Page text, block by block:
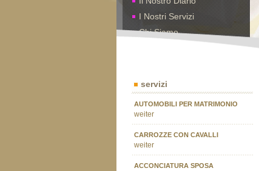
I Nostri Servizi
Chi Siamo
servizi
AUTOMOBILI PER MATRIMONIO
weiter
CARROZZE CON CAVALLI
weiter
ACCONCIATURA SPOSA